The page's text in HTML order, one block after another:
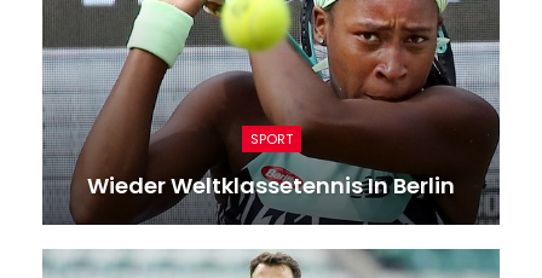
SPORT
Wieder Weltklassetennis In Berlin